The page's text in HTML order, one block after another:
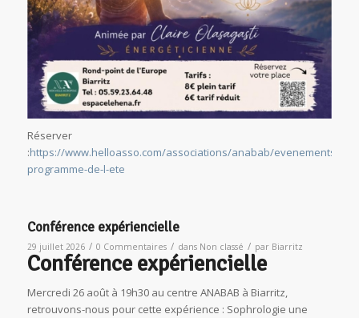
Réserver
:https://www.helloasso.com/associations/anabab/evenements/
programme-de-l-ete
Conférence expériencielle
29 juillet 2026 / 0 Commentaires / dans Non classé / par Biarritz
Conférence expériencielle
Mercredi 26 août à 19h30 au centre ANABAB à Biarritz,
retrouvons-nous pour cette expérience : Sophrologie une